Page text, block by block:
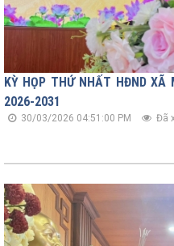
KỲ HỌP THỨ NHẤT HĐND XÃ
2026-2031
30/03/2026 04:51:00 PM Đã